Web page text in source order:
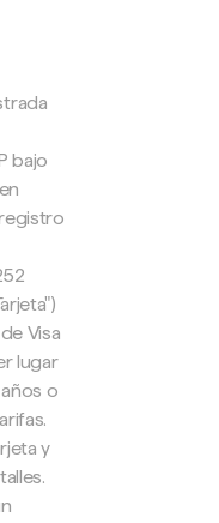
bajo
Visa
lugar
o
y